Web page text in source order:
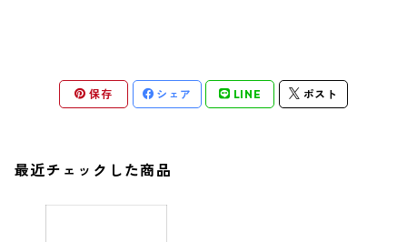
保存 シェア LINE ポスト
最近チェックした商品